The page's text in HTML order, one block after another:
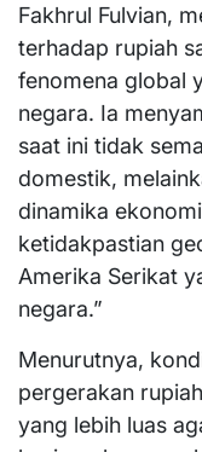
Fakhrul Fulvian,
terhadap rupiah
fenomena global
negara. Ia
saat ini tidak
domestik,
dinamika
ketidakpastian
Amerika Serikat
negara.”
Menurutnya,
pergerakan
yang lebih luas